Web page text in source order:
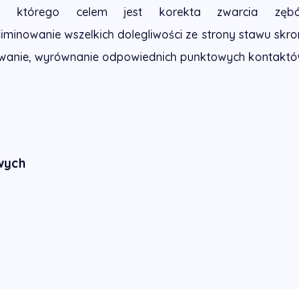
którego celem jest korekta zwarcia
wszelkich dolegliwości ze strony stawu
wyrównanie odpowiednich punktowych